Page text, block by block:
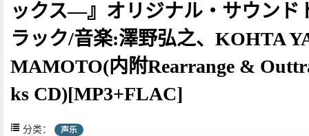
ックス―』オリジナル・サウンド
ラック/音楽:澤野弘之、KOHTA
MAMOTO(内附Rearrange &
ks CD)[MP3+FLAC]
分类： 声乐